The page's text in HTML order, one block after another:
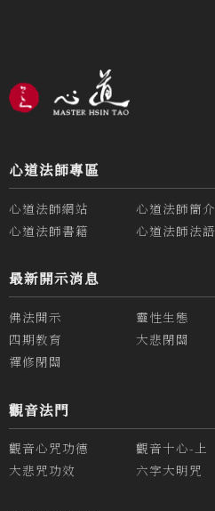
心道法師專區
心道法師網站 心道法師簡介
心道法師書籍
心道法師法語
最新開示消息
佛法開示 靈性生態
四期教育
大悲閉關
禪修閉關
觀音法門
觀音心咒功德 觀音十心-上
大悲咒功效
六字大明咒